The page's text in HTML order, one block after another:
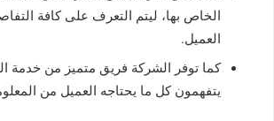
الخاص بها، ليتم التعرف على كافة
العميل.
كما توفر الشركة فريق متميز من خدمة
يتفهمون كل ما يحتاجه العميل من